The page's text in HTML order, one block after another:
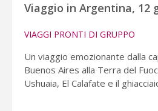
Viaggio in Argentina, 12
VIAGGI PRONTI DI GRUPPO
Un viaggio emozionante dalla
Buenos Aires alla Terra del
Ushuaia, El Calafate e il